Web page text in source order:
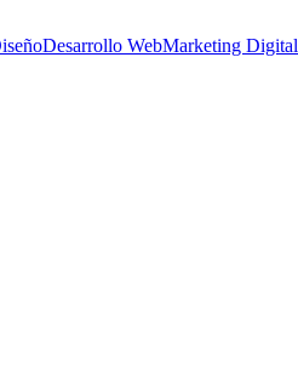
Desarrollo WebMarketing Digital